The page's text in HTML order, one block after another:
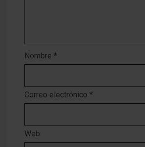
Nombre *
Correo electrónico *
Web